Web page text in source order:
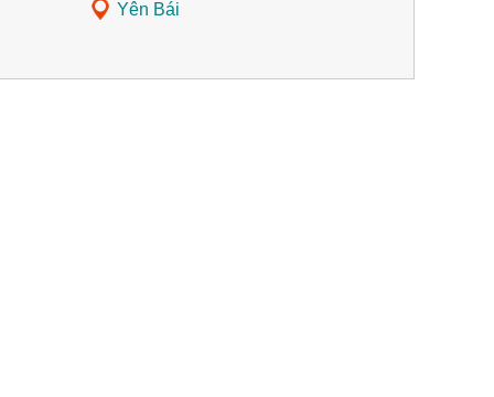
Yên Bái